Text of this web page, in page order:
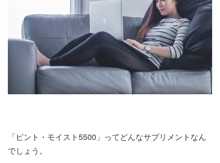
「ピント・モイスト5500」ってどんなサプリメントなん
でしょう。